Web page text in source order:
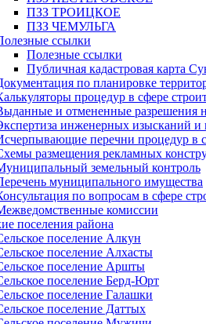
ПЗЗ ТРОИЦКОЕ
ПЗЗ ЧЕМУЛЬГА
ссылки
Полезные ссылки
Публичная кадастровая карта
по планировке
процедур в сфере
и отмененные разрешения
инженерных изысканий и
перечни процедур в
размещения рекламных
земельный контроль
муниципального имущества
по вопросам в сфере
комиссии
поселения района
поселение Алкун
поселение Алхасты
поселение Аршты
поселение Берд-Юрт
поселение Галашки
поселение Даттых